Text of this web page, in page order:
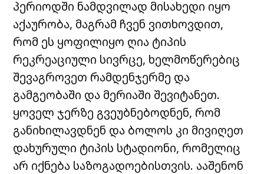
პერიოდში ნამდვილად მისახედი იყო
აქაურობა, მაგრამ ჩვენ ვითხოვდით,
რომ ეს ყოფილიყო ღია ტიპის
რეკრეაციული სივრცე, ხელმოწერებიც
შევაგროვეთ რამდენჯერმე და
გამგეობაში და მერიაში შევიტანეთ.
ყოველ ჯერზე გვეუბნებოდნენ, რომ
განიხილავდნენ და ბოლოს კი მივიღეთ
დახურული ტიპის სტადიონი, რომელიც
არ იქნება საზოგადოებისთვის. ააშენონ